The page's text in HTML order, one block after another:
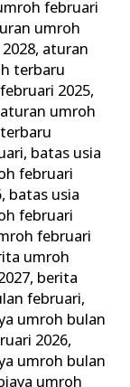
februari
umroh
, aturan
terbaru
2025,
aturan umroh
, batas usia
februari
, batas usia
februari
februari
umroh
, berita
februari,
umroh bulan
2026,
umroh bulan